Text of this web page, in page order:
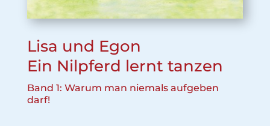
Lisa und Egon
Ein Nilpferd lernt tanzen
Band 1: Warum man niemals aufgeben
darf!